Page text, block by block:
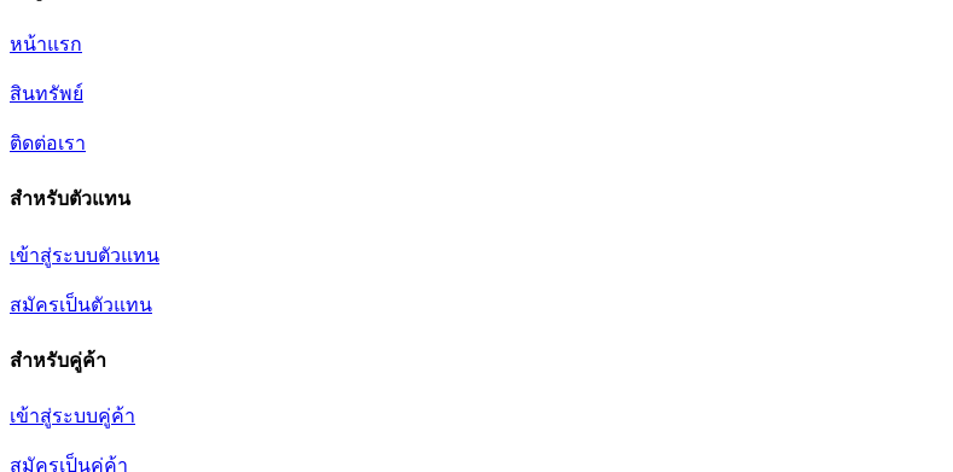
หน้าแรก
สินทรัพย์
ติดต่อเรา
สำหรับตัวแทน
เข้าสู่ระบบตัวแทน
สมัครเป็นตัวแทน
สำหรับคู่ค้า
เข้าสู่ระบบคู่ค้า
สมัครเป็นคู่ค้า